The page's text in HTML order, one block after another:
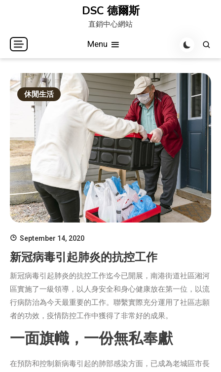
DSC 德爾斯
直銷中心網站
Menu
休閒生活
September 14, 2020
新冠病毒引起肺炎的抗控工作
新冠病毒引起肺炎的抗控工作迄今已開展，南港街道社區湘河
區實施了一級領導，以人身安全和身心健康放在第一位，以流
行病防治為今天最重要的工作。聯繫實際充分運用了社區志願
者的功效，疫情防控工作中獲得了非常好的成果。
一面旗幟，一份無私奉獻
在預防和控制新病毒引起的肺部感染方面，已成為老城區市長